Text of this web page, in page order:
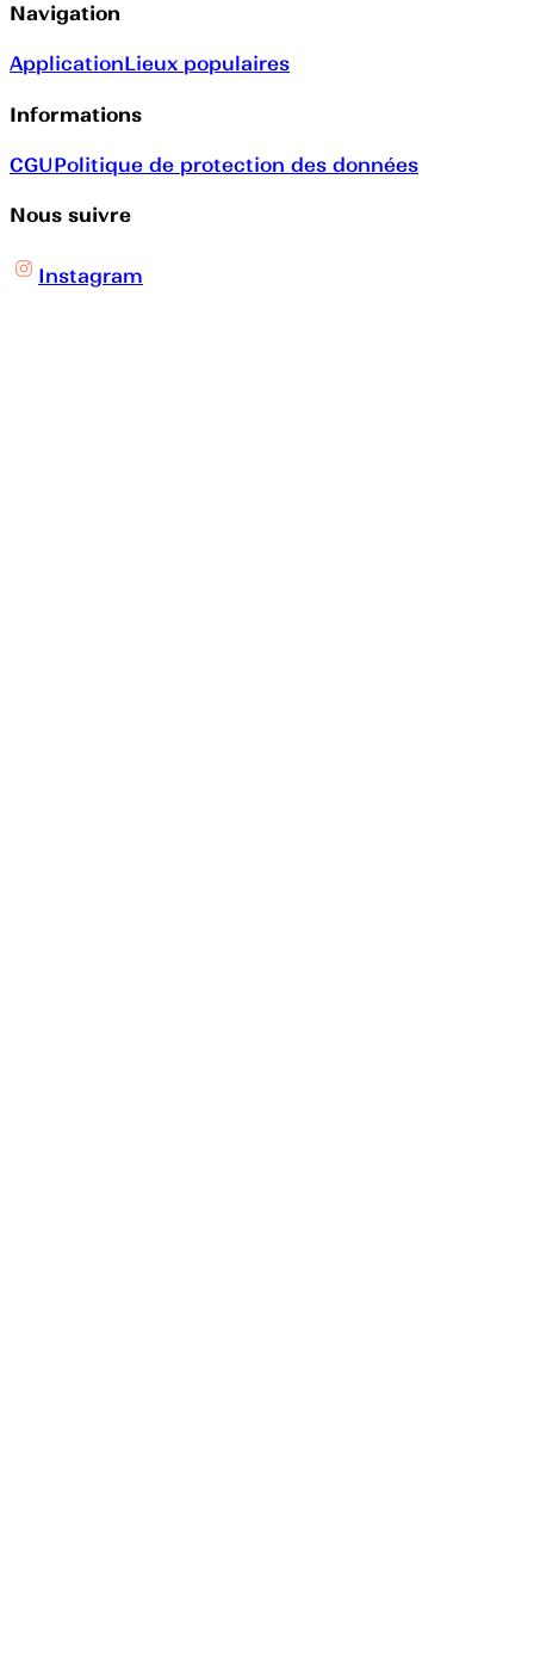
Navigation
ApplicationLieux populaires
Informations
CGUPolitique de protection des données
Nous suivre
Instagram